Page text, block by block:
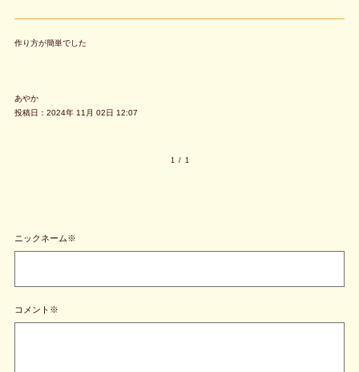
作り方が簡単でした
あやか
投稿日：2024年 11月 02日 12:07
1 / 1
ニックネーム※
コメント※